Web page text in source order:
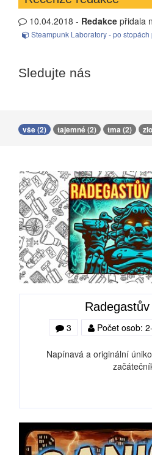
10.04.2018 - Redakce přidala
Steampunk Laboratory - po stopách
Sledujte nás
vše (2) tajemné (2) tma (2)
Radegastův
3 Počet osob:
Napínavá a originální